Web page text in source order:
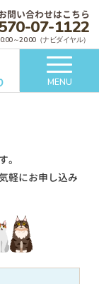
問い合わせはこちら
07-1122
～20:00（ナビダイヤル）
MENU
。
軽にお申し込み